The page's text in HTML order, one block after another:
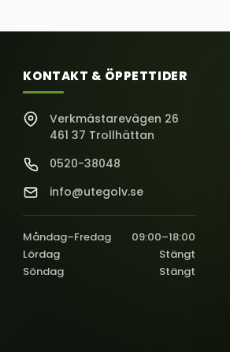
KONTAKT & ÖPPETTIDER
Verkmästarevägen 26
461 37 Trollhättan
0520-38048
info@utegolv.se
Måndag–Fredag
09:00–18:00
Lördag
Stängt
Söndag
Stängt